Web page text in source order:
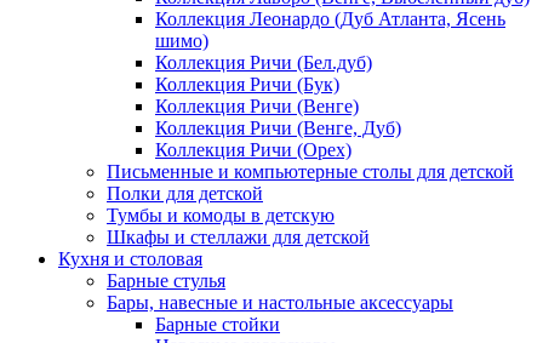
Коллекция Леонардо (Дуб Атланта, Ясень
шимо)
Коллекция Ричи (Бел.дуб)
Коллекция Ричи (Бук)
Коллекция Ричи (Венге)
Коллекция Ричи (Венге, Дуб)
Коллекция Ричи (Орех)
Письменные и компьютерные столы для детской
Полки для детской
Тумбы и комоды в детскую
Шкафы и стеллажи для детской
Кухня и столовая
Барные стулья
Бары, навесные и настольные аксессуары
Барные стойки